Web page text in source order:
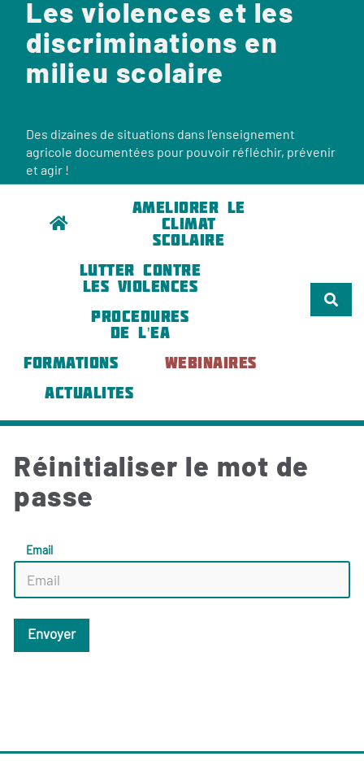
Les violences et les
discriminations en
milieu scolaire
Des dizaines de situations dans l'enseignement
agricole documentées pour pouvoir réfléchir, prévenir
et agir !
AMELIORER LE
CLIMAT
SCOLAIRE
LUTTER CONTRE
LES VIOLENCES
PROCEDURES
DE L'EA
FORMATIONS
WEBINAIRES
ACTUALITES
Réinitialiser le mot de
passe
Email
Envoyer